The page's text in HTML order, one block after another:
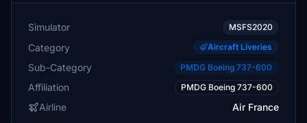
Simulator MSFS2020
Category Aircraft Liveries
Sub-Category PMDG Boeing 737-600
Affiliation PMDG Boeing 737-600
Airline Air France